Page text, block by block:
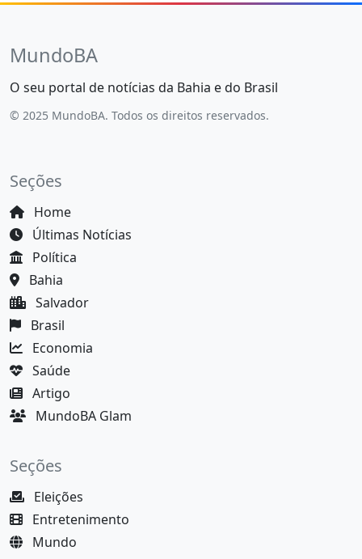
MundoBA
O seu portal de notícias da Bahia e do Brasil
© 2025 MundoBA. Todos os direitos reservados.
Seções
Home
Últimas Notícias
Política
Bahia
Salvador
Brasil
Economia
Saúde
Artigo
MundoBA Glam
Seções
Eleições
Entretenimento
Mundo